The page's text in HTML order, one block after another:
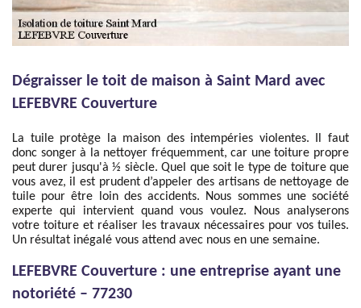
Dégraisser le toit de maison à Saint Mard avec
LEFEBVRE Couverture
La tuile protège la maison des intempéries violentes. Il faut
donc songer à la nettoyer fréquemment, car une toiture propre
peut durer jusqu'à ½ siècle. Quel que soit le type de toiture que
vous avez, il est prudent d’appeler des artisans de nettoyage de
tuile pour être loin des accidents. Nous sommes une société
experte qui intervient quand vous voulez. Nous analyserons
votre toiture et réaliser les travaux nécessaires pour vos tuiles.
Un résultat inégalé vous attend avec nous en une semaine.
LEFEBVRE Couverture : une entreprise ayant une
notoriété – 77230